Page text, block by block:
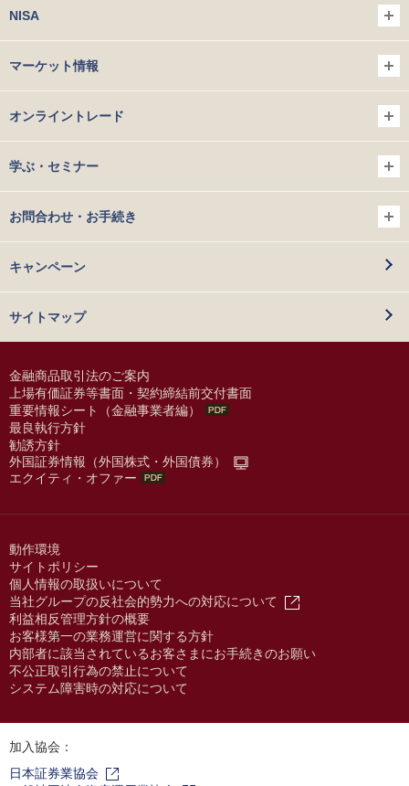
NISA
マーケット情報
オンライントレード
学ぶ・セミナー
お問合わせ・お手続き
キャンペーン
サイトマップ
金融商品取引法のご案内
上場有価証券等書面・契約締結前交付書面
重要情報シート（金融事業者編）
最良執行方針
勧誘方針
外国証券情報（外国株式・外国債券）
エクイティ・オファー
動作環境
サイトポリシー
個人情報の取扱いについて
当社グループの反社会的勢力への対応について
利益相反管理方針の概要
お客様第一の業務運営に関する方針
内部者に該当されているお客さまにお手続きのお願い
不公正取引行為の禁止について
システム障害時の対応について
加入協会：
日本証券業協会